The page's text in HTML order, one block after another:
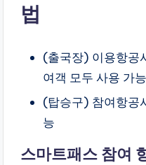
법
(출국장) 이용항공
여객 모두 사용 가능
(탑승구) 참여항공
능
스마트패스 참여